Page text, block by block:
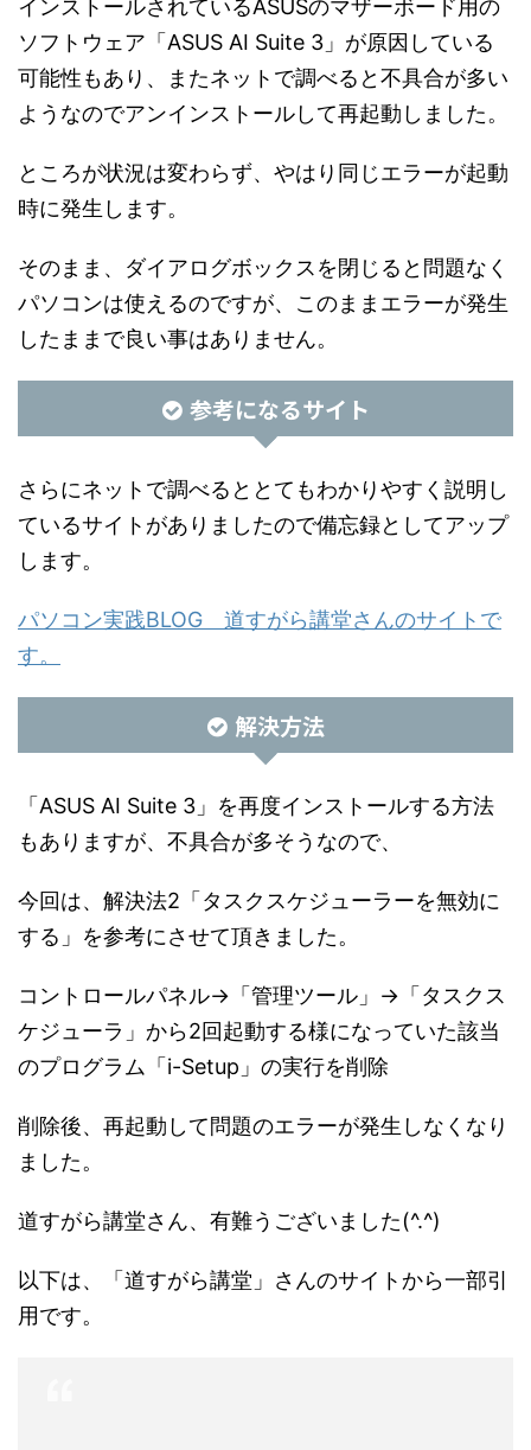
インストールされているASUSのマザーボード用の
ソフトウェア「ASUS AI Suite 3」が原因している
可能性もあり、またネットで調べると不具合が多い
ようなのでアンインストールして再起動しました。
ところが状況は変わらず、やはり同じエラーが起動
時に発生します。
そのまま、ダイアログボックスを閉じると問題なく
パソコンは使えるのですが、このままエラーが発生
したままで良い事はありません。
参考になるサイト
さらにネットで調べるととてもわかりやすく説明し
ているサイトがありましたので備忘録としてアップ
します。
パソコン実践BLOG 道すがら講堂さんのサイトで
す。
解決方法
「ASUS AI Suite 3」を再度インストールする方法
もありますが、不具合が多そうなので、
今回は、解決法2「タスクスケジューラーを無効に
する」を参考にさせて頂きました。
コントロールパネル→「管理ツール」→「タスクス
ケジューラ」から2回起動する様になっていた該当
のプログラム「i-Setup」の実行を削除
削除後、再起動して問題のエラーが発生しなくなり
ました。
道すがら講堂さん、有難うございました(^.^)
以下は、「道すがら講堂」さんのサイトから一部引
用です。